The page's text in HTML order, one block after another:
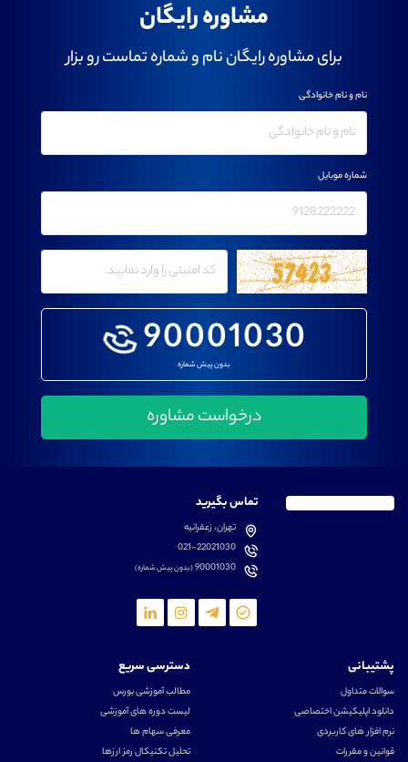
مشاوره رایگان
برای مشاوره رایگان نام و شماره تماست رو بزار
90001030
بدون پیش شماره
نام و نام خانوادگی
شماره موبایل
تماس بگیرید
تهران، زعفرانیه
021-22021030
90001030(بدون پیش شماره)
پشتیبانی
سوالات متداول
دانلود اپلیکیشن اختصاصی
نرم افزار های کاربردی
قوانین و مقررات
دسترسی سریع
مطالب آموزشی بورس
لیست دوره های آموزشی
معرفی سهام ها
تحلیل تکنیکال رمز ارزها